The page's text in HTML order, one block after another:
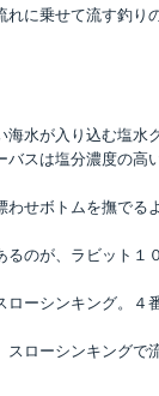
に乗せて流す釣り
水が入り込む塩水
スは塩分濃度の高
せボトムを撫でる
のが、ラビット１
ーシンキング。４
ローシンキングで